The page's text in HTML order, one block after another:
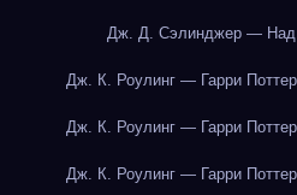
Дж. Д. Сэлинджер — Над
Дж. К. Роулинг — Гарри
Дж. К. Роулинг — Гарри
Дж. К. Роулинг — Гарри